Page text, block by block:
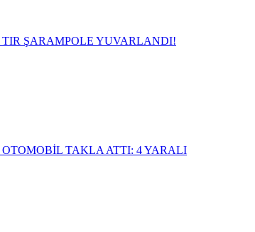
TIR ŞARAMPOLE YUVARLANDI!
OTOMOBİL TAKLA ATTI: 4 YARALI